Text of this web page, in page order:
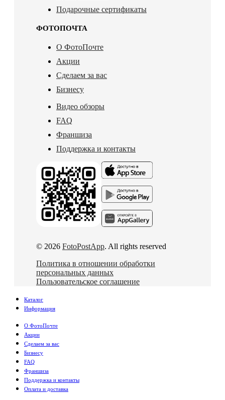
Подарочные сертификаты
ФОТОПОЧТА
О ФотоПочте
Акции
Сделаем за вас
Бизнесу
Видео обзоры
FAQ
Франшиза
Поддержка и контакты
© 2026 FotoPostApp. All rights reserved
Политика в отношении обработки
персональных данных
Пользовательское соглашение
Каталог
Информация
О ФотоПочте
Акции
Сделаем за вас
Бизнесу
FAQ
Франшиза
Поддержка и контакты
Оплата и доставка